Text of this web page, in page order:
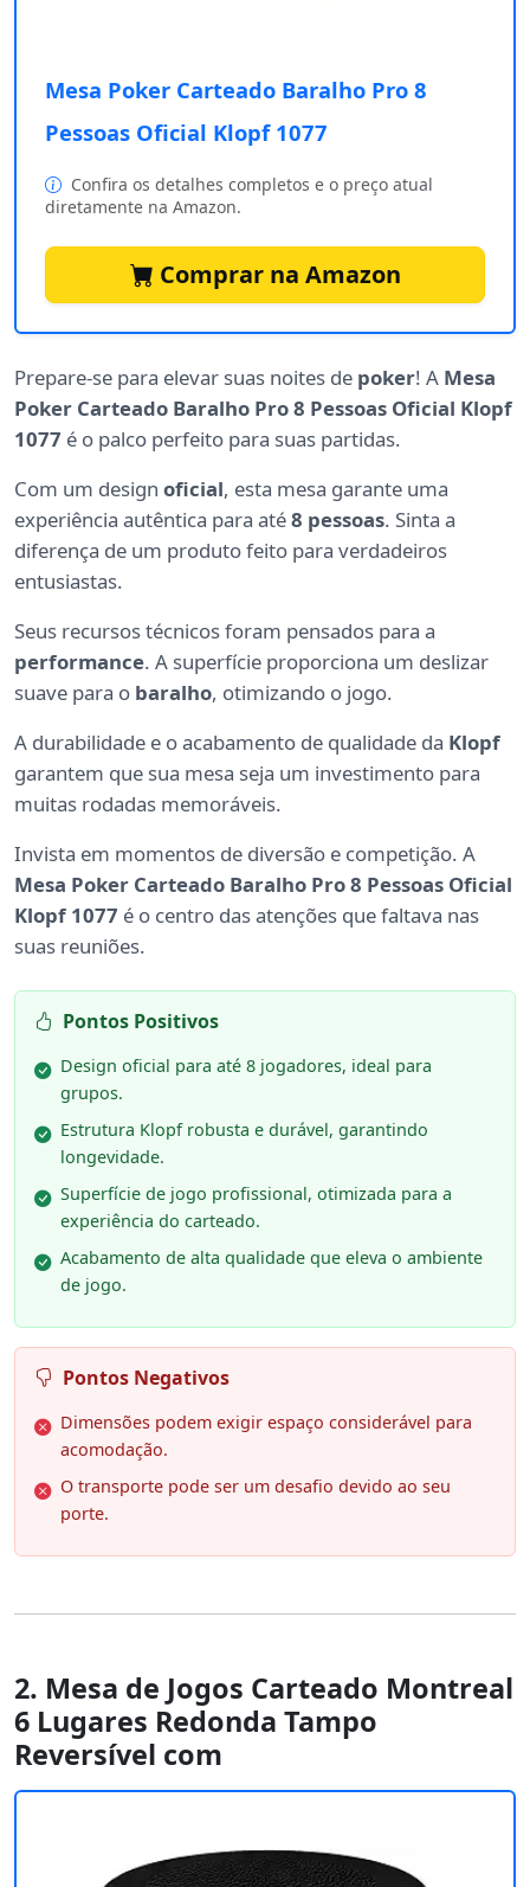
Mesa Poker Carteado Baralho Pro 8
Pessoas Oficial Klopf 1077
Confira os detalhes completos e o preço atual
diretamente na Amazon.
Comprar na Amazon
Prepare-se para elevar suas noites de poker! A Mesa
Poker Carteado Baralho Pro 8 Pessoas Oficial Klopf
1077 é o palco perfeito para suas partidas.
Com um design oficial, esta mesa garante uma
experiência autêntica para até8 pessoas. Sinta a
diferença de um produto feito para verdadeiros
entusiastas.
Seus recursos técnicos foram pensados para a
performance. A superfície proporciona um deslizar
suave para o baralho, otimizando o jogo.
A durabilidade e o acabamento de qualidade da Klopf
garantem que sua mesa seja um investimento para
muitas rodadas memoráveis.
Invista em momentos de diversão e competição. A
Mesa Poker Carteado Baralho Pro 8 Pessoas Oficial
Klopf 1077 é o centro das atenções que faltava nas
suas reuniões.
Pontos Positivos
Design oficial para até 8 jogadores, ideal para
grupos.
Estrutura Klopf robusta e durável, garantindo
longevidade.
Superfície de jogo profissional, otimizada para a
experiência do carteado.
Acabamento de alta qualidade que eleva o ambiente
de jogo.
Pontos Negativos
Dimensões podem exigir espaço considerável para
acomodação.
O transporte pode ser um desafio devido ao seu
porte.
2. Mesa de Jogos Carteado Montreal
6 Lugares Redonda Tampo
Reversível com